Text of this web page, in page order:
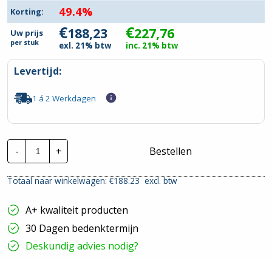
Korting:
49.4%
Uw prijs
per stuk €188,23
exl. 21% btw
€227,76
inc. 21% btw
Levertijd:
1 á 2 Werkdagen
-
VMvL
H05VV-
F
|
Zwart
|
50
mtr
hoeveelheid
+ Bestellen
Totaal naar winkelwagen: €188.23excl. btw
A+ kwaliteit producten
30 Dagen bedenktermijn
Deskundig advies nodig?